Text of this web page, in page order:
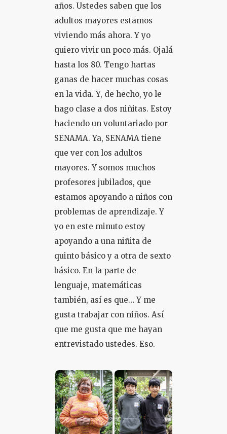
años. Ustedes saben que los
adultos mayores estamos
viviendo más ahora. Y yo
quiero vivir un poco más. Ojalá
hasta los 80. Tengo hartas
ganas de hacer muchas cosas
en la vida. Y, de hecho, yo le
hago clase a dos niñitas. Estoy
haciendo un voluntariado por
SENAMA. Ya, SENAMA tiene
que ver con los adultos
mayores. Y somos muchos
profesores jubilados, que
estamos apoyando a niños con
problemas de aprendizaje. Y
yo en este minuto estoy
apoyando a una niñita de
quinto básico y a otra de sexto
básico. En la parte de
lenguaje, matemáticas
también, así es que… Y me
gusta trabajar con niños. Así
que me gusta que me hayan
entrevistado ustedes. Eso.